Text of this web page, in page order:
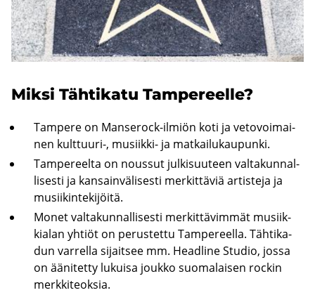
Miksi Täh­ti­ka­tu Tam­pe­reel­le?
Tam­pe­re on Manserock-​ilmiön koti ja ve­to­voi­mai­
nen kulttuuri-​, musiikki-​ ja mat­kai­lu­kau­pun­ki.
Tam­pe­reel­ta on nous­sut jul­ki­suu­teen val­ta­kun­nal­
li­ses­ti ja kan­sain­vä­li­ses­ti mer­kit­tä­viä ar­tis­te­ja ja
musii­kin­te­ki­jöi­tä.
Monet val­ta­kun­nal­li­ses­ti mer­kit­tä­vim­mät musiik­
kia­lan yh­tiöt on pe­rus­tet­tu Tam­pe­reel­la. Täh­ti­ka­
dun var­rel­la si­jait­see mm. Head­li­ne Stu­dio, jossa
on ää­ni­tet­ty lu­kui­sa jouk­ko suo­ma­lai­sen roc­kin
merk­ki­teok­sia.